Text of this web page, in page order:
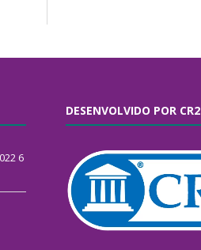
6
DESENVOLVIDO POR CR2